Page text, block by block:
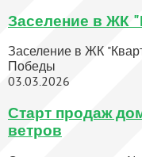
Заселение в ЖК
Заселение в ЖК
Победы
03.03.2026
Старт продаж
ветров